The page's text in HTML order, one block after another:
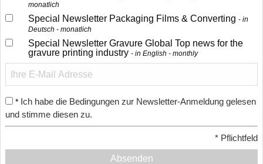
monatlich
Special Newsletter Packaging Films & Converting
in
Deutsch - monatlich
Special Newsletter Gravure Global Top news for the
gravure printing industry
in English - monthly
* Ich habe die Bedingungen zur Newsletter-Anmeldung gelesen
und stimme diesen zu.
* Pflichtfeld
Absenden